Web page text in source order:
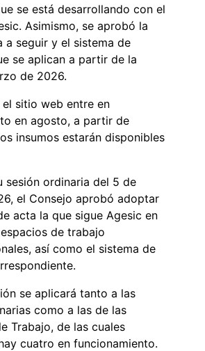
se está desarrollando con el
Asimismo, se aprobó la
a seguir y el sistema de
se aplican a partir de la
de 2026.
el sitio web entre en
en agosto, a partir de
insumos estarán disponibles
sesión ordinaria del 5 de
el Consejo aprobó adoptar
acta la que sigue Agesic en
de trabajo
así como el sistema de
se aplicará tanto a las
como a las de las
Trabajo, de las cuales
cuatro en funcionamiento.